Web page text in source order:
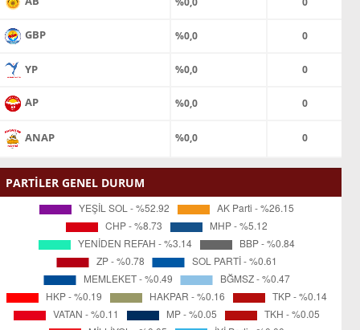
GBP %0,0 0
YP %0,0 0
AP %0,0 0
ANAP %0,0 0
PARTİLER GENEL DURUM